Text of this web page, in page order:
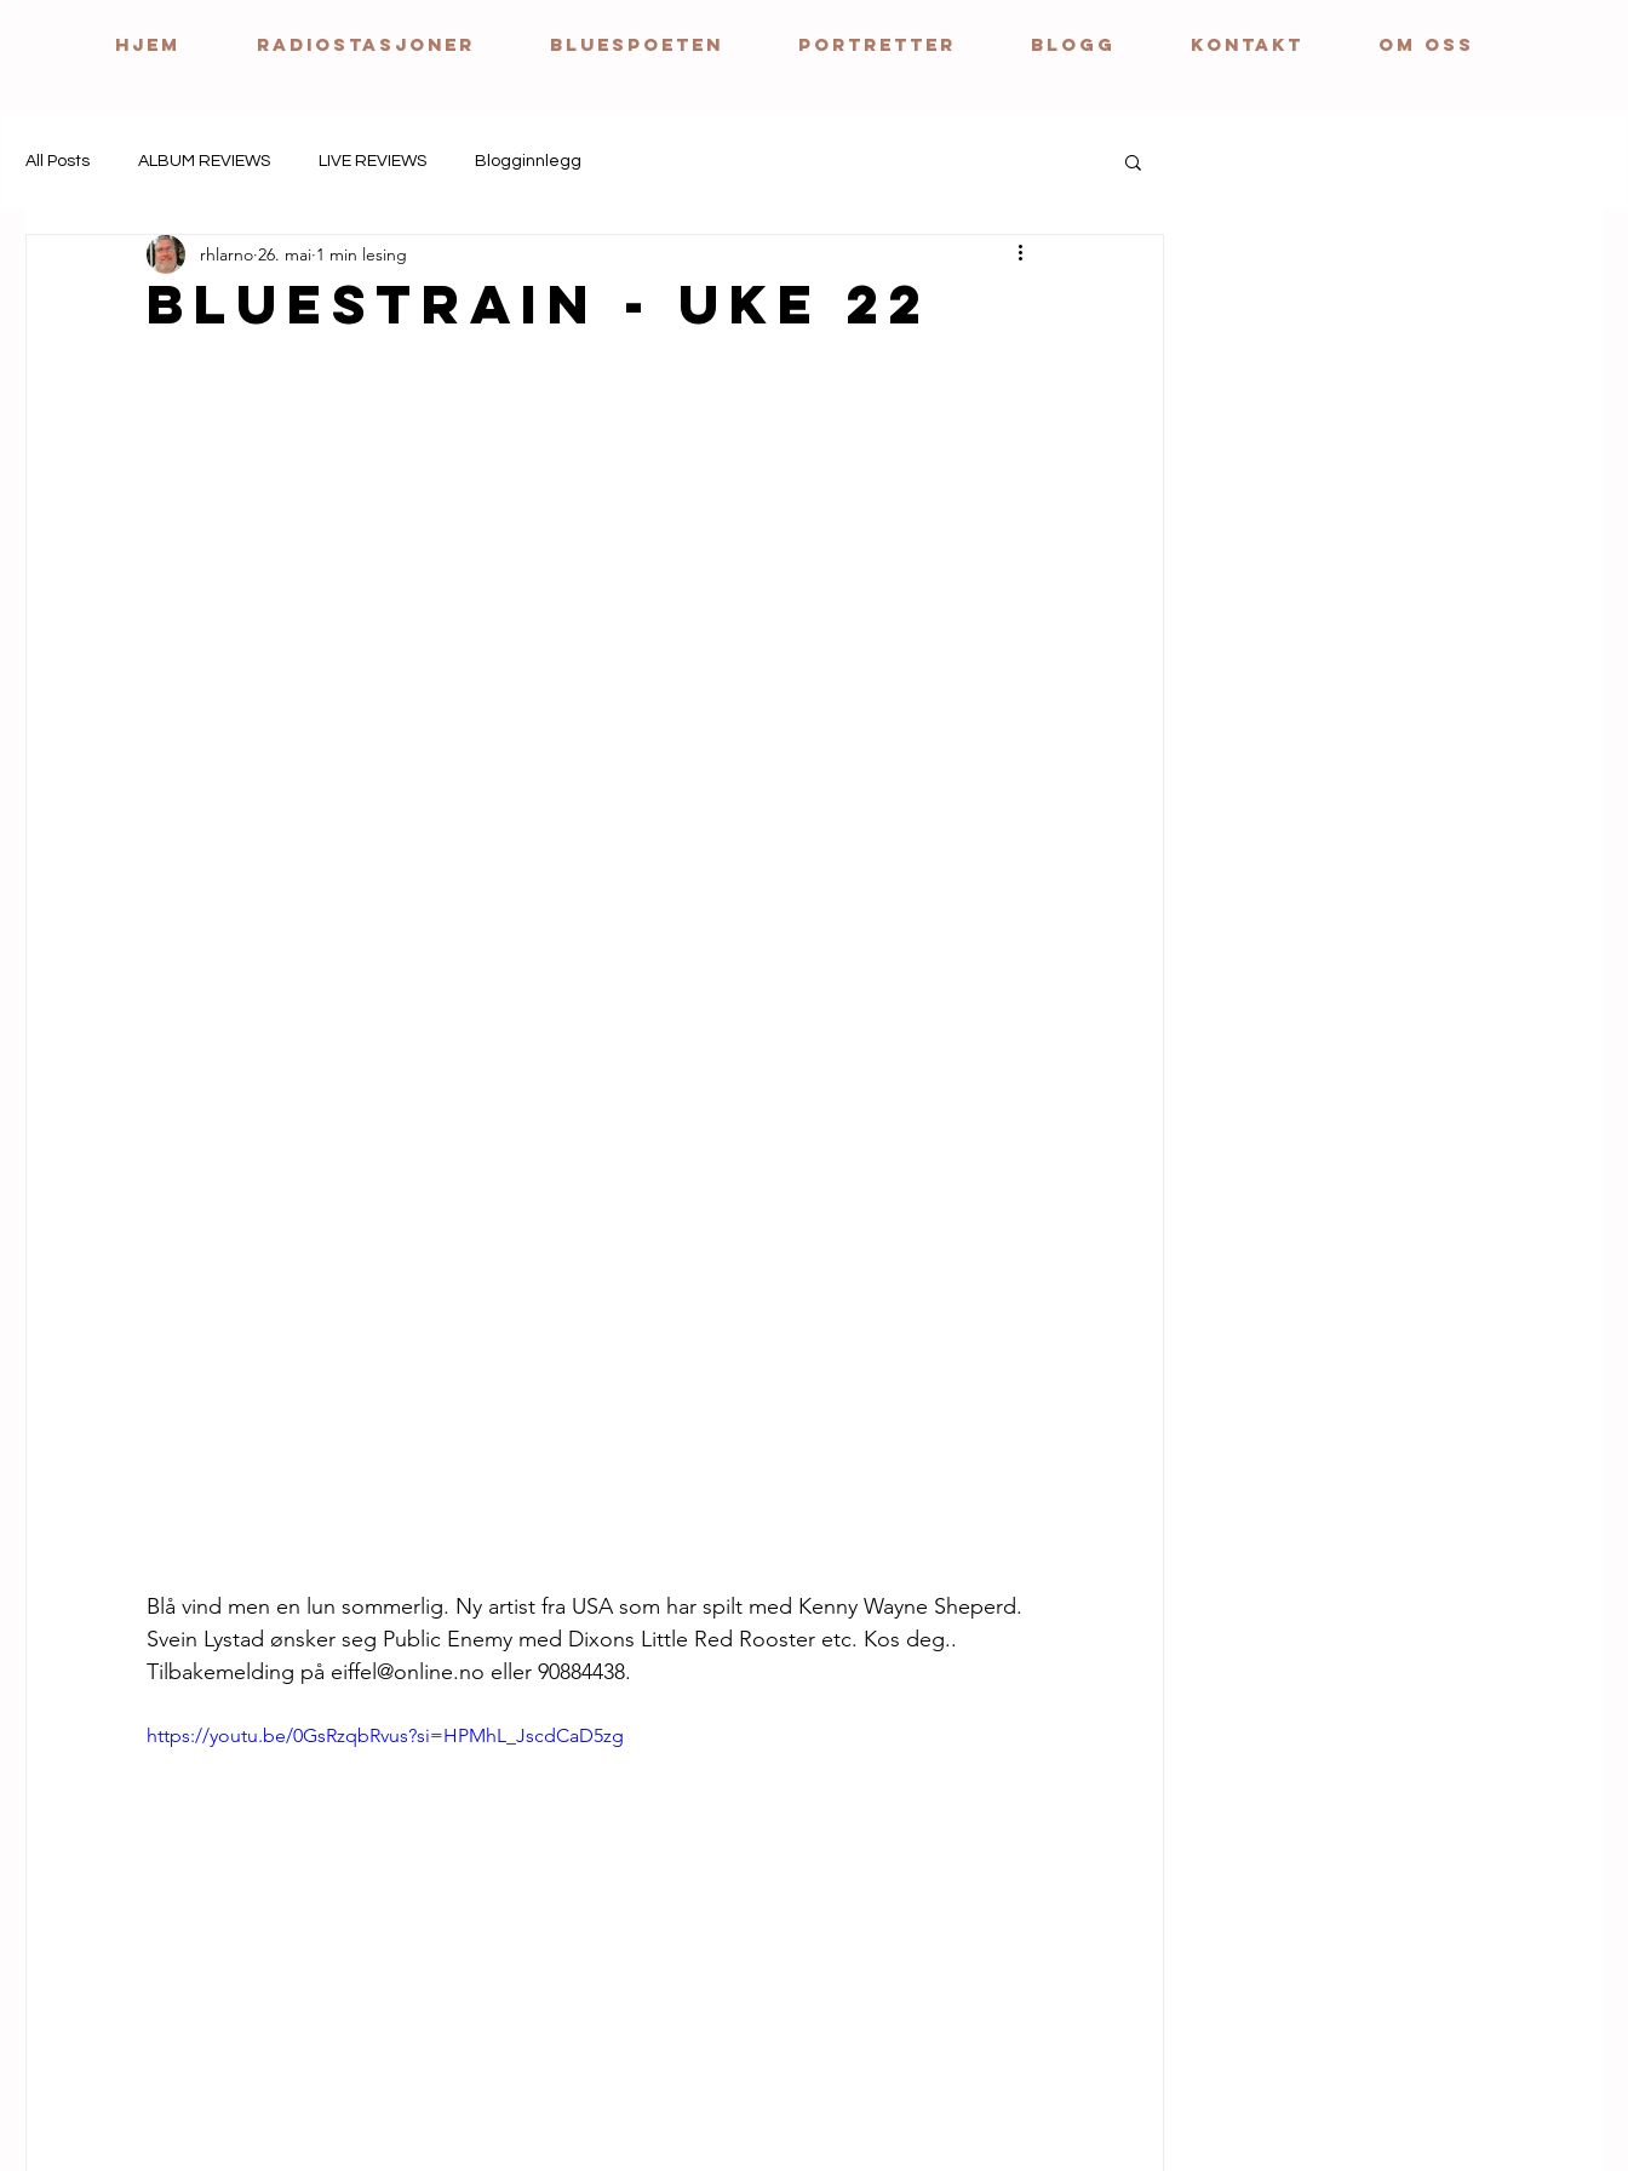
HJEM Radiostasjoner BLUESPOETEN Portretter BLOGG KONTAKT OM OSS
All Posts ALBUM REVIEWS LIVE REVIEWS Blogginnlegg
Bluestrain - uke 22
rhlarno 26. mai 1 min lesing
Blå vind men en lun sommerlig. Ny artist fra USA som har spilt med Kenny Wayne Sheperd.
Svein Lystad ønsker seg Public Enemy med Dixons Little Red Rooster etc. Kos deg..
Tilbakemelding på eiffel@online.no eller 90884438.
https://youtu.be/0GsRzqbRvus?si=HPMhL_JscdCaD5zg